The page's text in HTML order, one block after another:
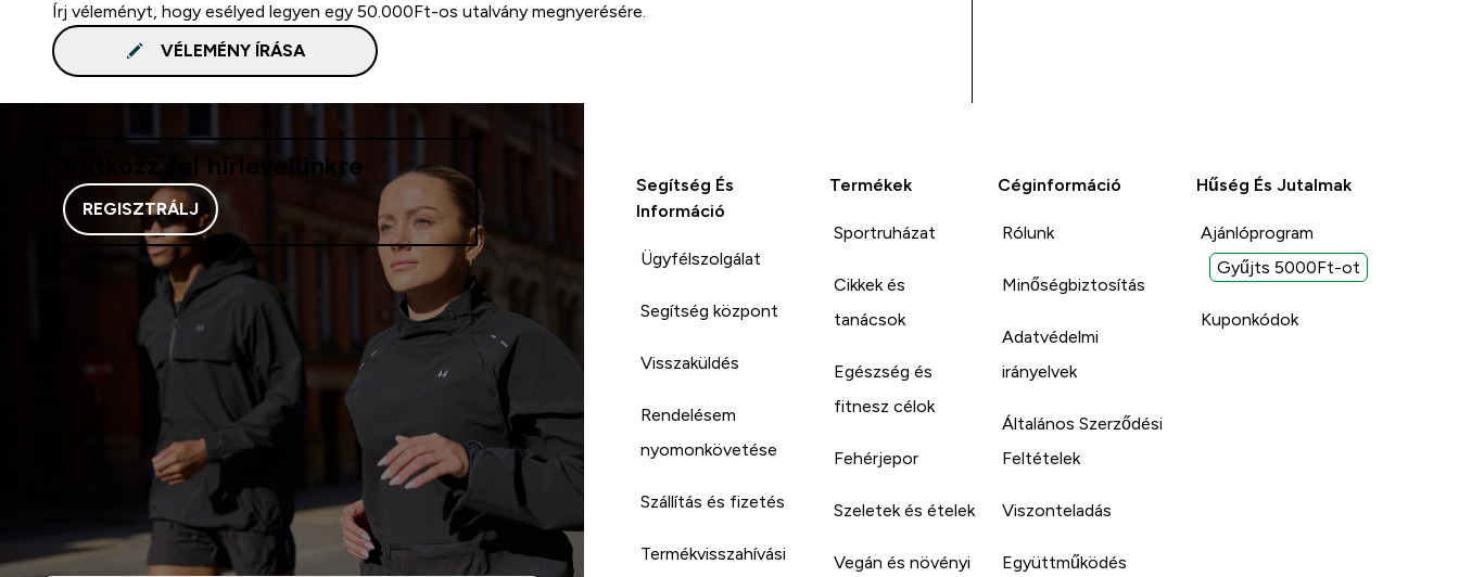
Írj véleményt, hogy esélyed legyen egy 50.000Ft-os utalvány megnyerésére.
VÉLEMÉNY ÍRÁSA
Iratkozz fel hírlevelünkre
REGISZTRÁLJ
Segítség És
Információ
Ügyfélszolgálat
Segítség központ
Visszaküldés
Rendelésem
nyomonkövetése
Szállítás és fizetés
Termékvisszahívási
Termékek
Sportruházat
Cikkek és
tanácsok
Egészség és
fitnesz célok
Fehérjepor
Szeletek és ételek
Vegán és növényi
Céginformáció
Rólunk
Minőségbiztosítás
Adatvédelmi
irányelvek
Általános Szerződési
Feltételek
Viszonteladás
Együttműködés
Hűség És Jutalmak
Ajánlóprogram
Gyűjts 5000Ft-ot
Kuponkódok